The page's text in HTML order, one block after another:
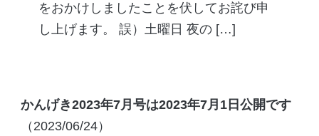
をおかけしましたことを伏してお詫び申
し上げます。 誤）土曜日 夜の […]
かんげき2023年7月号は2023年7月1日公開です
（2023/06/24）